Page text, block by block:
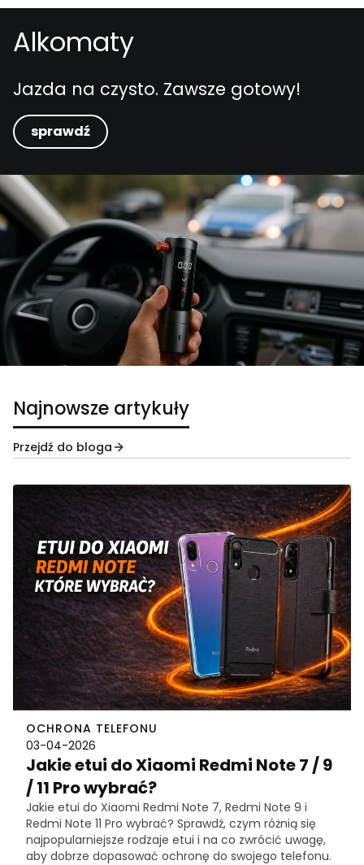
Alkomaty
Jazda na czysto. Zawsze gotowy!
sprawdź
Najnowsze artykuły
Przejdź do bloga
OCHRONA TELEFONU
03-04-2026
Jakie etui do Xiaomi Redmi Note 7 / 9
/ 11 Pro wybrać?
Jakie etui do Xiaomi Redmi Note 7, Redmi Note 9 i
Redmi Note 11 Pro wybrać? Sprawdź, czym różnią się
najpopularniejsze rodzaje etui i na co zwrócić uwagę,
aby dobrze dopasować ochronę do swojego telefonu.